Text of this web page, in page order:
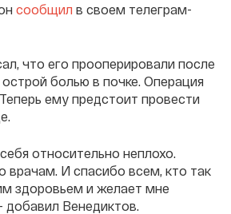
сообщил в своем телеграм-
что его прооперировали после
болью в почке. Операция
ему предстоит провести
относительно неплохо.
врачам. И спасибо всем, кто так
здоровьем и желает мне
добавил Венедиктов.